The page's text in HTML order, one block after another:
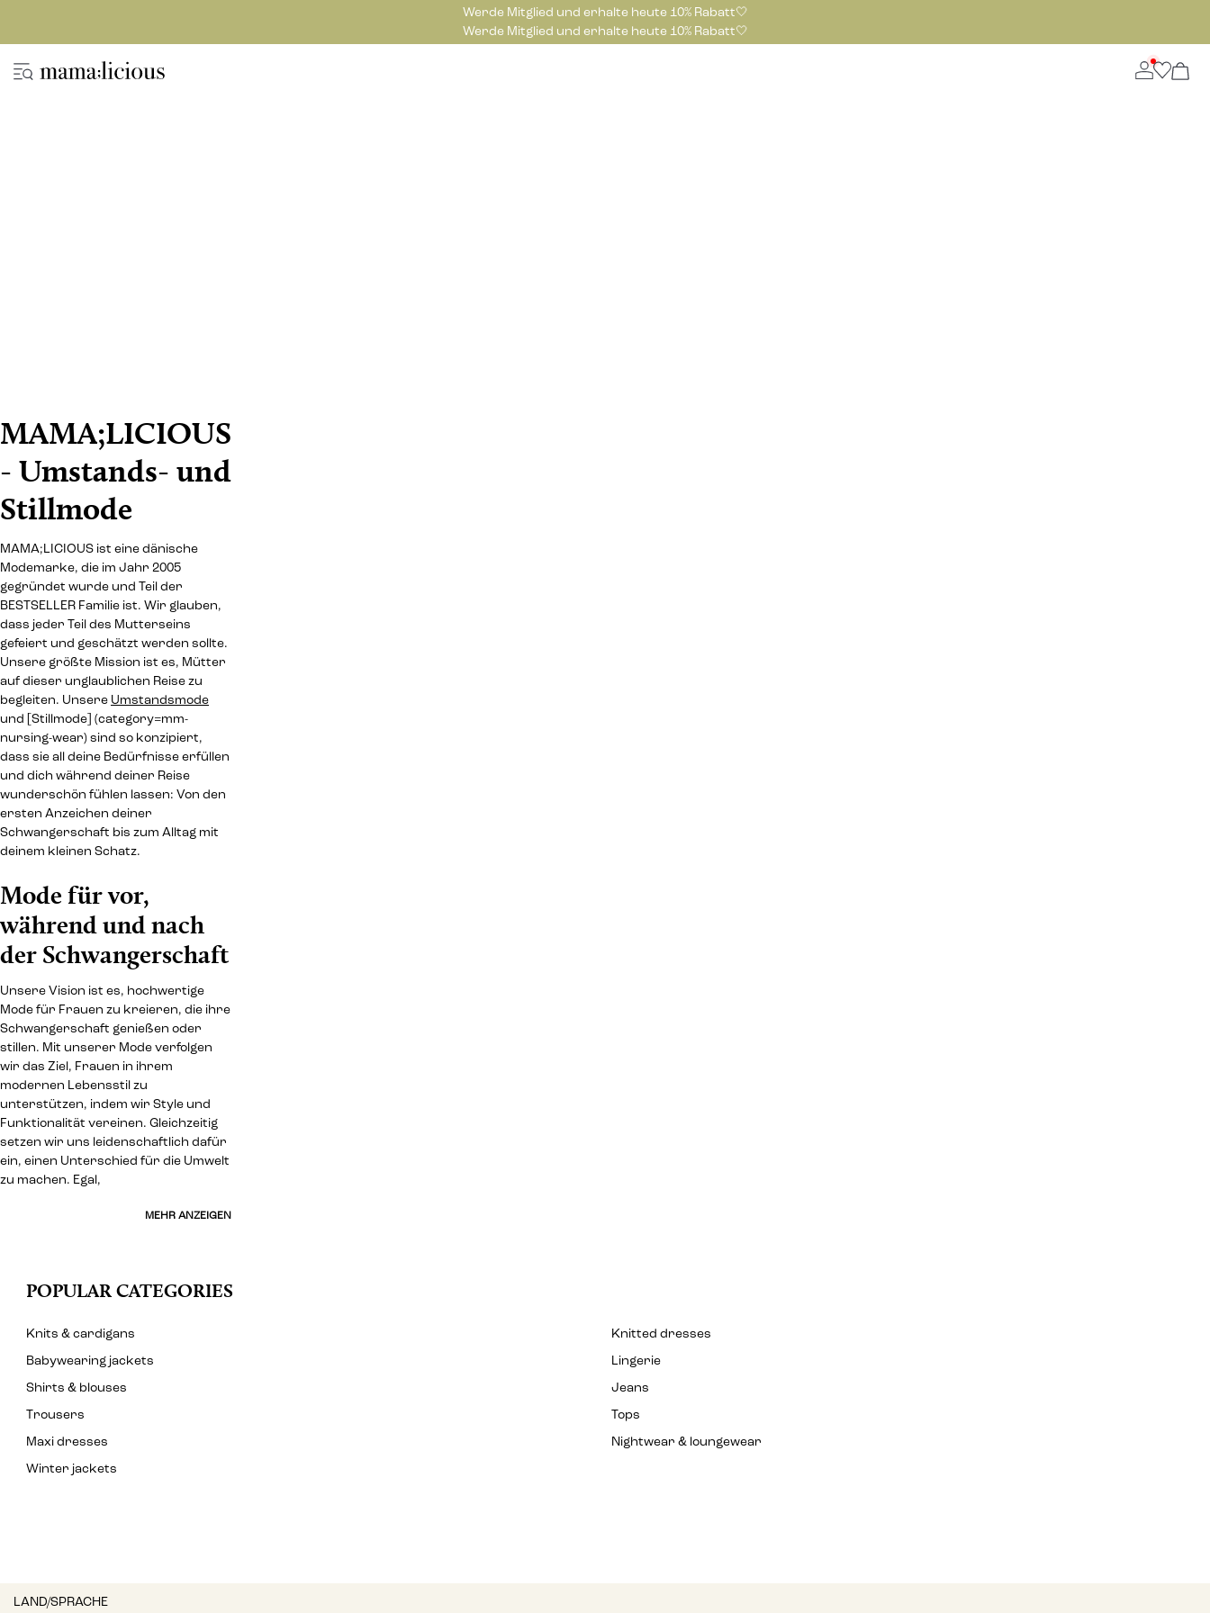
Werde Mitglied und erhalte heute 10% Rabatt🤍
Werde Mitglied und erhalte heute 10% Rabatt🤍
MAMA;LICIOUS
- Umstands- und
Stillmode
MAMA;LICIOUS ist eine dänische
Modemarke, die im Jahr 2005
gegründet wurde und Teil der
BESTSELLER Familie ist. Wir glauben,
dass jeder Teil des Mutterseins
gefeiert und geschätzt werden sollte.
Unsere größte Mission ist es, Mütter
auf dieser unglaublichen Reise zu
begleiten. Unsere Umstandsmode
und [Stillmode] (category=mm-
nursing-wear) sind so konzipiert,
dass sie all deine Bedürfnisse erfüllen
und dich während deiner Reise
wunderschön fühlen lassen: Von den
ersten Anzeichen deiner
Schwangerschaft bis zum Alltag mit
deinem kleinen Schatz.
Mode für vor,
während und nach
der Schwangerschaft
Unsere Vision ist es, hochwertige
Mode für Frauen zu kreieren, die ihre
Schwangerschaft genießen oder
stillen. Mit unserer Mode verfolgen
wir das Ziel, Frauen in ihrem
modernen Lebensstil zu
unterstützen, indem wir Style und
Funktionalität vereinen. Gleichzeitig
setzen wir uns leidenschaftlich dafür
ein, einen Unterschied für die Umwelt
zu machen. Egal,
MEHR ANZEIGEN
POPULAR CATEGORIES
Knits & cardigans
Knitted dresses
Babywearing jackets
Lingerie
Shirts & blouses
Jeans
Trousers
Tops
Maxi dresses
Nightwear & loungewear
Winter jackets
LAND/SPRACHE